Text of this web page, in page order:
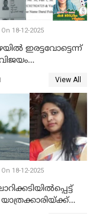
18-12-2025
ഇരട്ടവോട്ടെന്ന്
എൽഡിഎഫ്View All
18-12-2025